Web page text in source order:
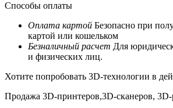
Способы оплаты
Оплата картой Безопасно при
картой или кошельком
Безналичный расчет Для
и физических лиц.
Хотите попробовать 3D-технологии в
Продажа 3D-принтеров,3D-сканеров,